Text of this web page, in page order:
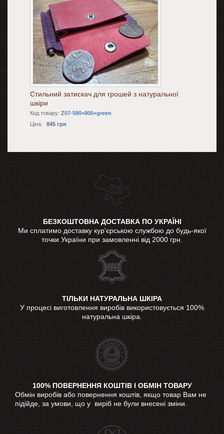
Стильний затискач для грошей з натуральної
шкіри
Код товару: Z07-580+800+green
Ціна:
845 грн
БЕЗКОШТОВНА ДОСТАВКА ПО УКРАЇНІ
Ми сплатимо доставку кур'єрською службою до будь-якої
точки України при замовленні від 2000 грн.
ТІЛЬКИ НАТУРАЛЬНА ШКІРА
У процесі виготовлення виробів використовується 100%
натуральна шкіра.
100% ПОВЕРНЕННЯ КОШТІВ І ОБМІН ТОВАРУ
Обмін виробів або повернення коштів, якщо товар Вам не
підійде, за умови, що у виріб не були внесені зміни.